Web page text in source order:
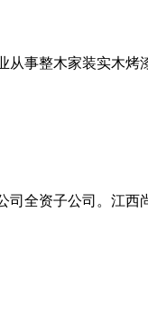
事整木家装实木
全资子公司。江